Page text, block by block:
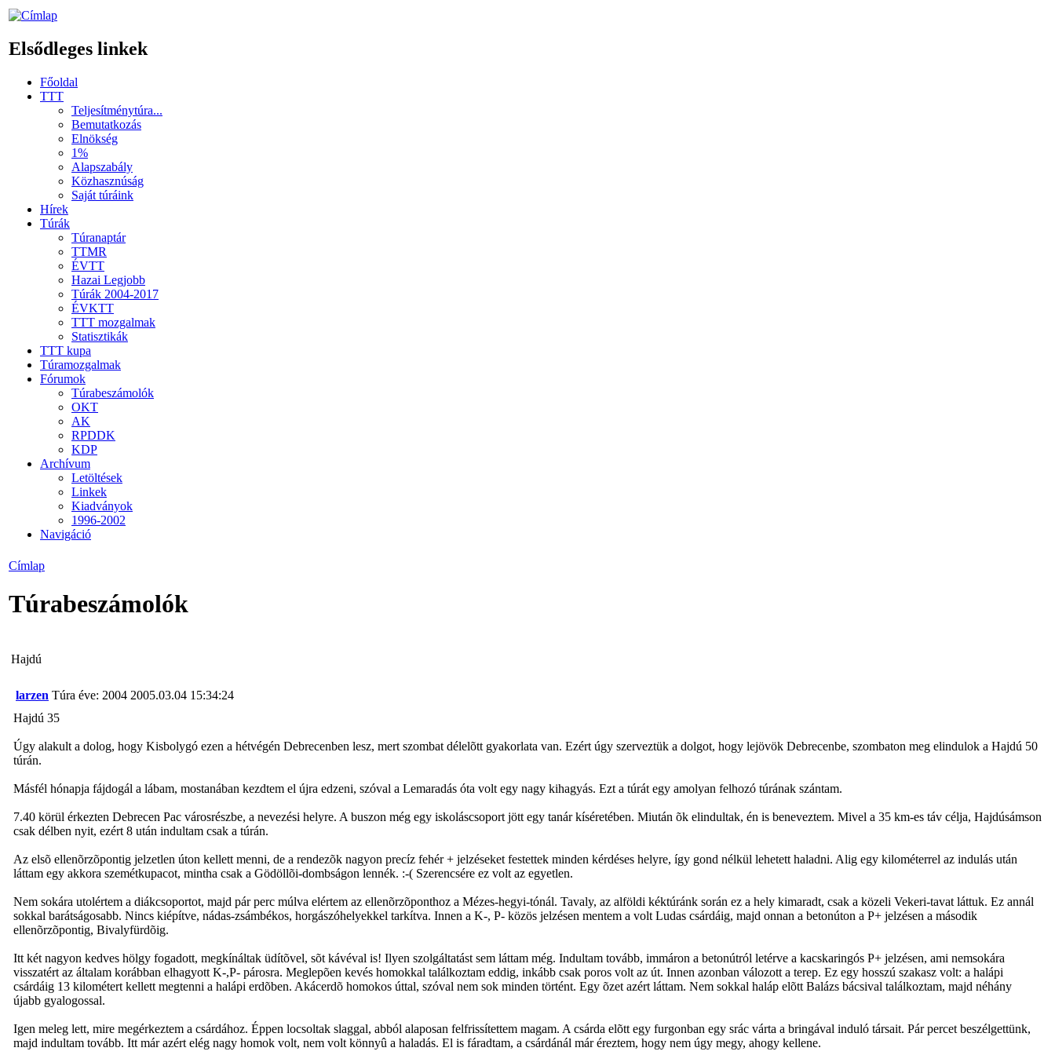
Elsődleges linkek
Főoldal
TTT
Teljesítménytúra...
Bemutatkozás
Elnökség
1%
Alapszabály
Közhasznúság
Saját túráink
Hírek
Túrák
Túranaptár
TTMR
ÉVTT
Hazai Legjobb
Túrák 2004-2017
ÉVKTT
TTT mozgalmak
Statisztikák
TTT kupa
Túramozgalmak
Fórumok
Túrabeszámolók
OKT
AK
RPDDK
KDP
Archívum
Letöltések
Linkek
Kiadványok
1996-2002
Navigáció
Címlap
Túrabeszámolók
Hajdú
larzen Túra éve: 2004 2005.03.04 15:34:24
Hajdú 35
Úgy alakult a dolog, hogy Kisbolygó ezen a hétvégén Debrecenben lesz, mert szombat délelõtt gyakorlata van. Ezért úgy szerveztük a dolgot, hogy lejövök Debrecenbe, szombaton meg elindulok a Hajdú 50
túrán.
Másfél hónapja fájdogál a lábam, mostanában kezdtem el újra edzeni, szóval a Lemaradás óta volt egy nagy kihagyás. Ezt a túrát egy amolyan felhozó túrának szántam.
7.40 körül érkezten Debrecen Pac városrészbe, a nevezési helyre. A buszon még egy iskoláscsoport jött egy tanár kíséretében. Miután õk elindultak, én is beneveztem. Mivel a 35 km-es táv célja, Hajdúsámson
csak délben nyit, ezért 8 után indultam csak a túrán.
Az elsõ ellenõrzõpontig jelzetlen úton kellett menni, de a rendezõk nagyon precíz fehér + jelzéseket festettek minden kérdéses helyre, így gond nélkül lehetett haladni. Alig egy kilométerrel az indulás után
láttam egy akkora szemétkupacot, mintha csak a Gödöllõi-dombságon lennék. :-( Szerencsére ez volt az egyetlen.
Nem sokára utolértem a diákcsoportot, majd pár perc múlva elértem az ellenõrzõponthoz a Mézes-hegyi-tónál. Tavaly, az alföldi kéktúránk során ez a hely kimaradt, csak a közeli Vekeri-tavat láttuk. Ez annál
sokkal barátságosabb. Nincs kiépítve, nádas-zsámbékos, horgászóhelyekkel tarkítva. Innen a K-, P- közös jelzésen mentem a volt Ludas csárdáig, majd onnan a betonúton a P+ jelzésen a második
ellenõrzõpontig, Bivalyfürdõig.
Itt két nagyon kedves hölgy fogadott, megkínáltak üdítõvel, sõt kávéval is! Ilyen szolgáltatást sem láttam még. Indultam tovább, immáron a betonútról letérve a kacskaringós P+ jelzésen, ami nemsokára
visszatért az általam korábban elhagyott K-,P- párosra. Meglepõen kevés homokkal találkoztam eddig, inkább csak poros volt az út. Innen azonban válozott a terep. Ez egy hosszú szakasz volt: a halápi
csárdáig 13 kilométert kellett megtenni a halápi erdõben. Akácerdõ homokos úttal, szóval nem sok minden történt. Egy õzet azért láttam. Nem sokkal haláp elõtt Balázs bácsival találkoztam, majd néhány
újabb gyalogossal.
Igen meleg lett, mire megérkeztem a csárdához. Éppen locsoltak slaggal, abból alaposan felfrissítettem magam. A csárda elõtt egy furgonban egy srác várta a bringával induló társait. Pár percet beszélgettünk,
majd indultam tovább. Itt már azért elég nagy homok volt, nem volt könnyû a haladás. El is fáradtam, a csárdánál már éreztem, hogy nem úgy megy, ahogy kellene.